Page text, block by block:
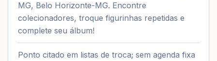
MG, Belo Horizonte-MG. Encontre
colecionadores, troque figurinhas repetidas e
complete seu álbum!
Ponto citado em listas de troca; sem agenda fixa